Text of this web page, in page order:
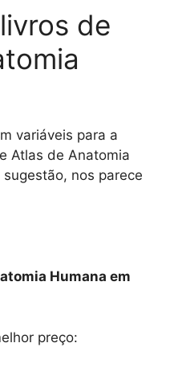
de
variáveis para a
Atlas de Anatomia
nos parece
Humana em
preço: